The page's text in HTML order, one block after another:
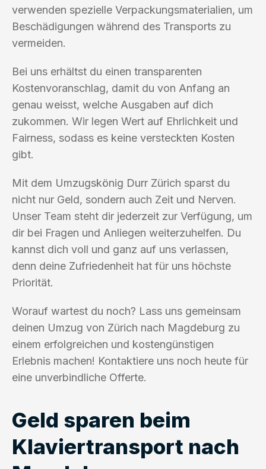
verwenden spezielle Verpackungsmaterialien, um
Beschädigungen während des Transports zu
vermeiden.
Bei uns erhältst du einen transparenten
Kostenvoranschlag, damit du von Anfang an
genau weisst, welche Ausgaben auf dich
zukommen. Wir legen Wert auf Ehrlichkeit und
Fairness, sodass es keine versteckten Kosten
gibt.
Mit dem Umzugskönig Durr Zürich sparst du
nicht nur Geld, sondern auch Zeit und Nerven.
Unser Team steht dir jederzeit zur Verfügung, um
dir bei Fragen und Anliegen weiterzuhelfen. Du
kannst dich voll und ganz auf uns verlassen,
denn deine Zufriedenheit hat für uns höchste
Priorität.
Worauf wartest du noch? Lass uns gemeinsam
deinen Umzug von Zürich nach Magdeburg zu
einem erfolgreichen und kostengünstigen
Erlebnis machen! Kontaktiere uns noch heute für
eine unverbindliche Offerte.
Geld sparen beim
Klaviertransport nach